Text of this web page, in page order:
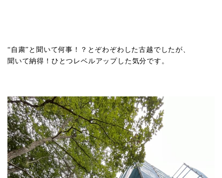
“自粛”と聞いて何事！？とぞわぞわした古越でしたが、
聞いて納得！ひとつレベルアップした気分です。